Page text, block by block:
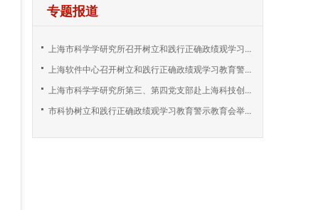
专题报道
上海市科学学研究所召开树立和践行正确政绩观学习...
上海软件中心召开树立和践行正确政绩观学习教育警...
上海市科学学研究所第三、第四党支部赴上海科技创...
市科协树立和践行正确政绩观学习教育警示教育会举...